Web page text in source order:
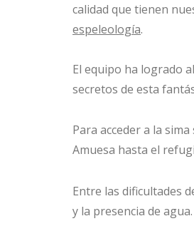
calidad que tienen
espeleología.
El equipo ha logrado
secretos de esta
Para acceder a la
Amuesa hasta el
Entre las dificultades
y la presencia de agua.